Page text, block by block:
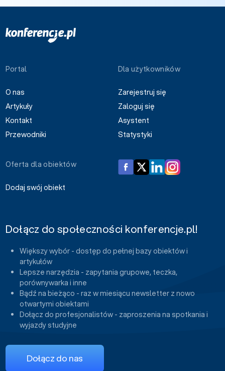
Portal
O nas
Artykuły
Kontakt
Przewodniki
Dla użytkowników
Zarejestruj się
Zaloguj się
Asystent
Statystyki
Oferta dla obiektów
Dodaj swój obiekt
Dołącz do społeczności konferencje.pl!
Większy wybór - dostęp do pełnej bazy obiektów i
artykułów
Lepsze narzędzia - zapytania grupowe, teczka,
porównywarka i inne
Bądź na bieżąco - raz w miesiącu newsletter z nowo
otwartymi obiektami
Dołącz do profesjonalistów - zaproszenia na spotkania i
wyjazdy studyjne
Dołącz do nas